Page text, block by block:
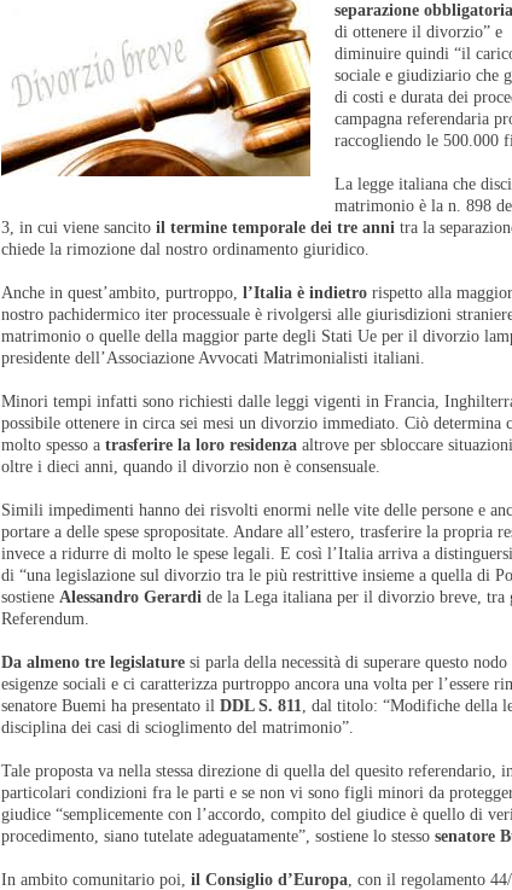
separazione obbligatoria
di ottenere il divorzio” e
diminuire quindi “il
sociale e giudiziario che
di costi e durata dei
campagna referendaria
raccogliendo le 500.000
La legge italiana che
matrimonio è la n. 898
3, in cui viene sancito il termine temporale dei tre anni tra la
chiede la rimozione dal nostro ordinamento giuridico.
Anche in quest’ambito, purtroppo, l’Italia è indietro rispetto alla
nostro pachidermico iter processuale è rivolgersi alle giurisdizioni
matrimonio o quelle della maggior parte degli Stati Ue per il divorzio
presidente dell’Associazione Avvocati Matrimonialisti italiani.
Minori tempi infatti sono richiesti dalle leggi vigenti in Francia,
possibile ottenere in circa sei mesi un divorzio immediato. Ciò determina
molto spesso a trasferire la loro residenza altrove per sbloccare
oltre i dieci anni, quando il divorzio non è consensuale.
Simili impedimenti hanno dei risvolti enormi nelle vite delle persone e
portare a delle spese spropositate. Andare all’estero, trasferire la propria
invece a ridurre di molto le spese legali. E così l’Italia arriva a
di “una legislazione sul divorzio tra le più restrittive insieme a quella di
sostiene Alessandro Gerardi de la Lega italiana per il divorzio breve,
Referendum.
Da almeno tre legislature si parla della necessità di superare questo
esigenze sociali e ci caratterizza purtroppo ancora una volta per l’essere
senatore Buemi ha presentato il DDL S. 811, dal titolo: “Modifiche della
disciplina dei casi di scioglimento del matrimonio”.
Tale proposta va nella stessa direzione di quella del quesito referendario,
particolari condizioni fra le parti e se non vi sono figli minori da
giudice “semplicemente con l’accordo, compito del giudice è quello di
procedimento, siano tutelate adeguatamente”, sostiene lo stesso senatore
In ambito comunitario poi, il Consiglio d’Europa, con il regolamento